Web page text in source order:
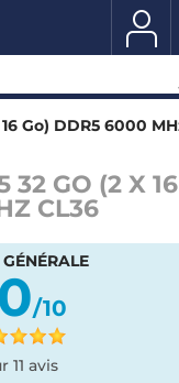
Go) DDR5 6000
32 GO (2 X 16
CL36
/10
11 avis